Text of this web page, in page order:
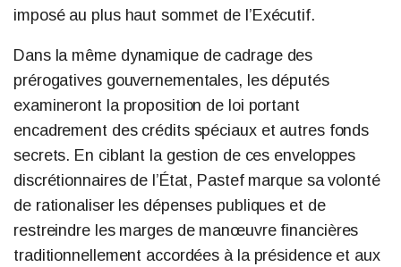
imposé au plus haut sommet de l’Exécutif.
Dans la même dynamique de cadrage des
prérogatives gouvernementales, les députés
examineront la proposition de loi portant
encadrement des crédits spéciaux et autres fonds
secrets. En ciblant la gestion de ces enveloppes
discrétionnaires de l’État, Pastef marque sa volonté
de rationaliser les dépenses publiques et de
restreindre les marges de manœuvre financières
traditionnellement accordées à la présidence et aux